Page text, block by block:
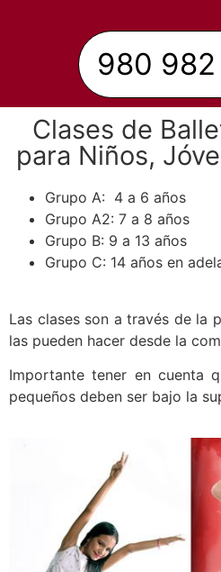
980
Clases de
para Niños,
Grupo A: 4 a 6 años
Grupo A2: 7 a 8 años
Grupo B: 9 a 13 años
Grupo C: 14 años en
Las clases son a través de la
las pueden hacer desde la
Importante tener en cuenta
pequeños deben ser bajo la